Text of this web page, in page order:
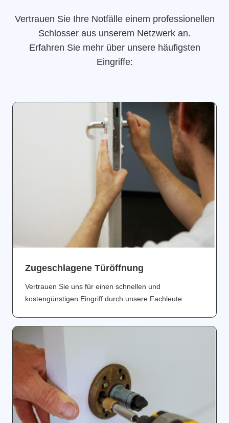
Vertrauen Sie Ihre Notfälle einem professionellen
Schlosser aus unserem Netzwerk an.
Erfahren Sie mehr über unsere häufigsten
Eingriffe:
Zugeschlagene Türöffnung
Vertrauen Sie uns für einen schnellen und
kostengünstigen Eingriff durch unsere Fachleute